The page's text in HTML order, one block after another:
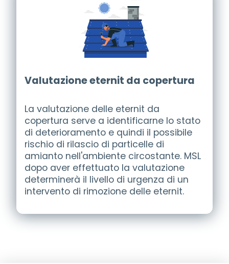
Valutazione eternit da copertura
La valutazione delle eternit da
copertura serve a identificarne lo stato
di deterioramento e quindi il possibile
rischio di rilascio di particelle di
amianto nell'ambiente circostante. MSL
dopo aver effettuato la valutazione
determinerà il livello di urgenza di un
intervento di rimozione delle eternit.